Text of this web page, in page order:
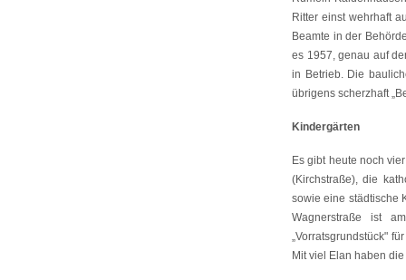
Ritter einst wehrhaft
Beamte in der
es 1957, genau auf
in Betrieb. Die
übrigens scherzhaft
Kindergärten
Es gibt heute noch
(Kirchstraße), die
sowie eine städtische
Wagnerstraße ist
„Vorratsgrundstück"
Mit viel Elan haben